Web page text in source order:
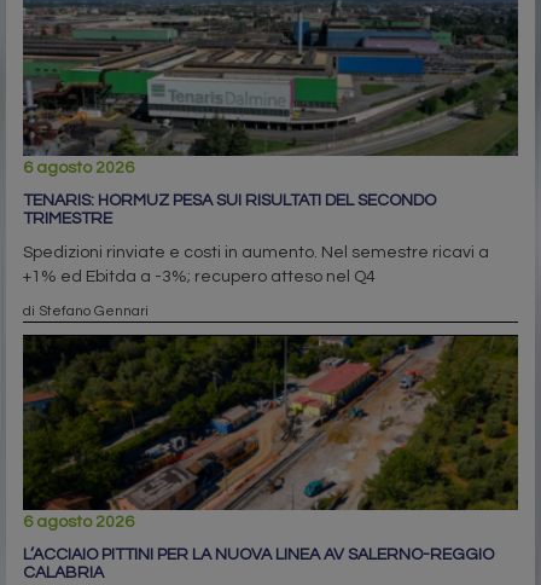
6 agosto 2026
TENARIS: HORMUZ PESA SUI RISULTATI DEL SECONDO
TRIMESTRE
Spedizioni rinviate e costi in aumento. Nel semestre ricavi a
+1% ed Ebitda a -3%; recupero atteso nel Q4
di Stefano Gennari
6 agosto 2026
L’ACCIAIO PITTINI PER LA NUOVA LINEA AV SALERNO-REGGIO
CALABRIA